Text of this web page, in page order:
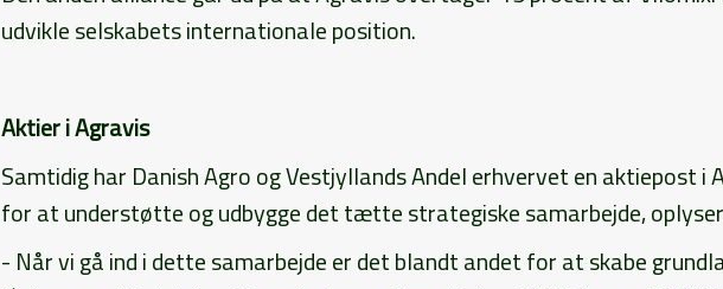
udvikle selskabets internationale position.
Aktier i Agravis
Samtidig har Danish Agro og Vestjyllands Andel erhvervet en aktiepost i
for at understøtte og udbygge det tætte strategiske samarbejde,
- Når vi gå ind i dette samarbejde er det blandt andet for at skabe